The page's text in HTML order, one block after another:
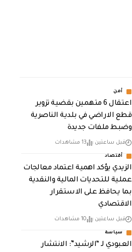
أمن
اعتقال 6 متهمين بقضية تزوير
قطع الاراضي في بلدية الناصرية
وضبط ملفات جديدة
قبل ساعتين 13 مشاهدات
أقتصاد
الزيدي يؤكد اهمية اعتماد معالجات
عملية للتحديات المالية والنقدية
بما يحافظ على الاستقرار
الاقتصادي
قبل ساعتين 10 مشاهدات
سياسة
العبودي لـ “الرشيد”: الانتشار